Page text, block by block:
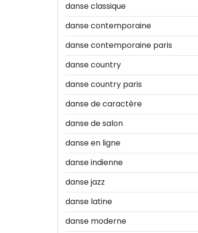
danse classique
danse contemporaine
danse contemporaine paris
danse country
danse country paris
danse de caractère
danse de salon
danse en ligne
danse indienne
danse jazz
danse latine
danse moderne